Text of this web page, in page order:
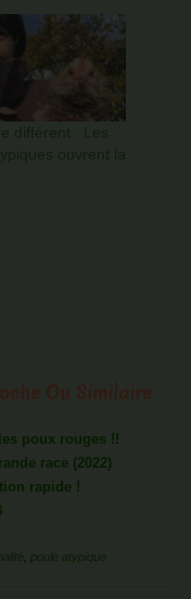
différent : Les
ouvrent la
poux rouges !!
race (2022)
rapide !
poule atypique